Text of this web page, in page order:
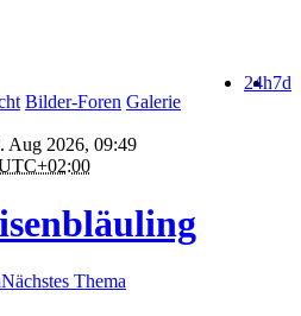
7d
24h
Bilder-Foren Galerie
Aug 2026, 09:49
Nächstes Thema